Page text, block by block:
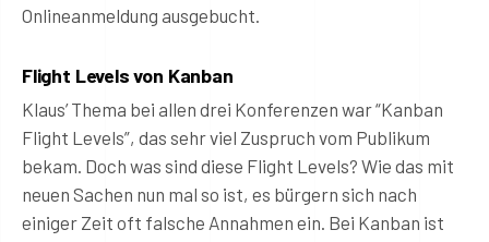
Onlineanmeldung ausgebucht.
Flight Levels von Kanban
Klaus’ Thema bei allen drei Konferenzen war “Kanban
Flight Levels”, das sehr viel Zuspruch vom Publikum
bekam. Doch was sind diese Flight Levels? Wie das mit
neuen Sachen nun mal so ist, es bürgern sich nach
einiger Zeit oft falsche Annahmen ein. Bei Kanban ist